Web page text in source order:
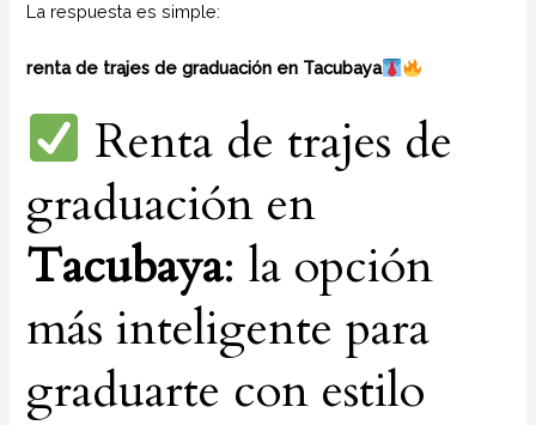
La respuesta es simple:
renta de trajes de graduación en Tacubaya
Renta de trajes de
graduación en
Tacubaya: la opción
más inteligente para
graduarte con estilo